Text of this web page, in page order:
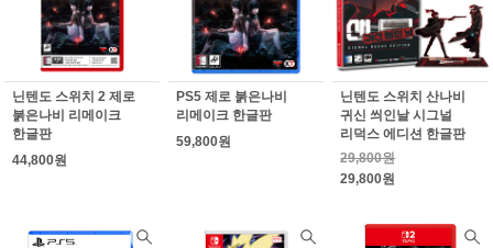
닌텐도 스위치 2 제로
붉은나비 리메이크
한글판
44,800원
PS5 제로 붉은나비
리메이크 한글판
59,800원
닌텐도 스위치 산나비
귀신 씌인날 시그널
리덕스 에디션 한글판
29,800원
29,800원